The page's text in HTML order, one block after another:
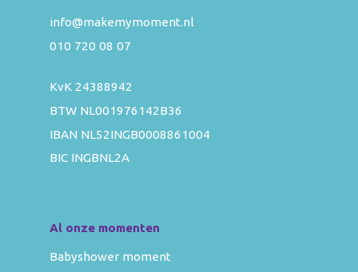
info@makemymoment.nl
010 720 08 07
KvK 24388942
BTW NL001976142B36
IBAN NL52INGB0008861004
BIC INGBNL2A
Al onze momenten
Babyshower moment